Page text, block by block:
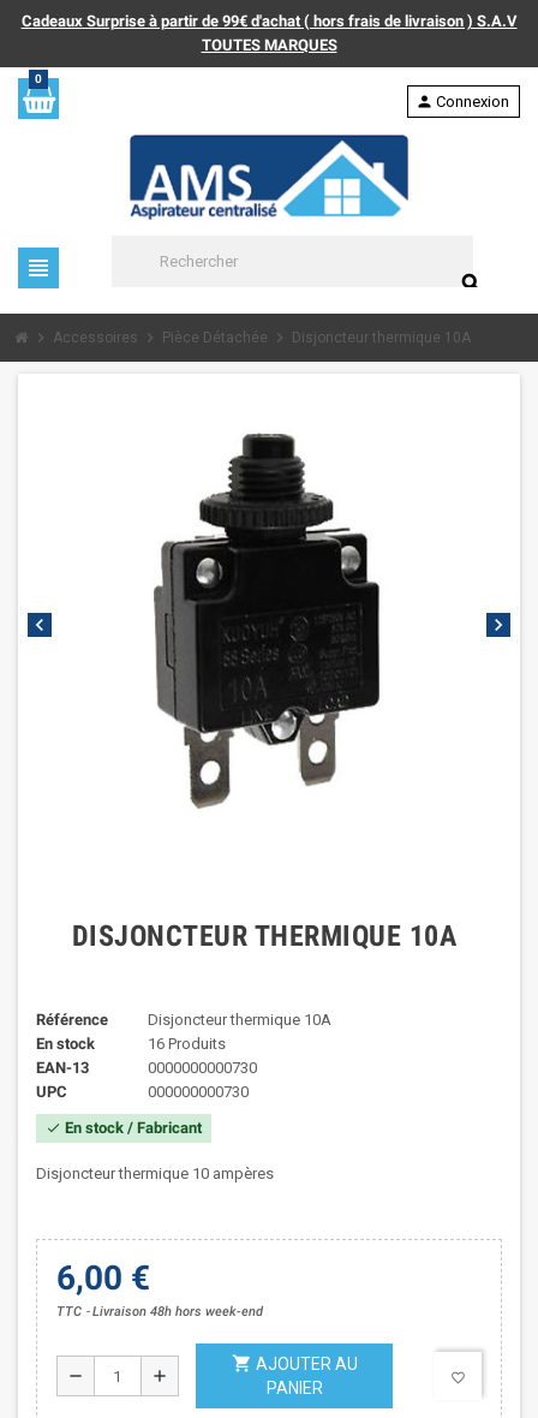
Cadeaux Surprise à partir de 99€ d'achat ( hors frais de livraison ) S.A.V
TOUTES MARQUES
0
view_headline
search
person Connexion
chevron_right Accessoires chevron_right Pièce Détachée chevron_right Disjoncteur thermique 10A
chevron_left chevron_right
DISJONCTEUR THERMIQUE 10A
Référence
Disjoncteur thermique 10A
En stock
16 Produits
EAN-13
0000000000730
UPC
000000000730
check En stock / Fabricant
Disjoncteur thermique 10 ampères
6,00 €
TTC Livraison 48h hors week-end
remove add
shopping_cart AJOUTER AU
PANIER
favorite_border